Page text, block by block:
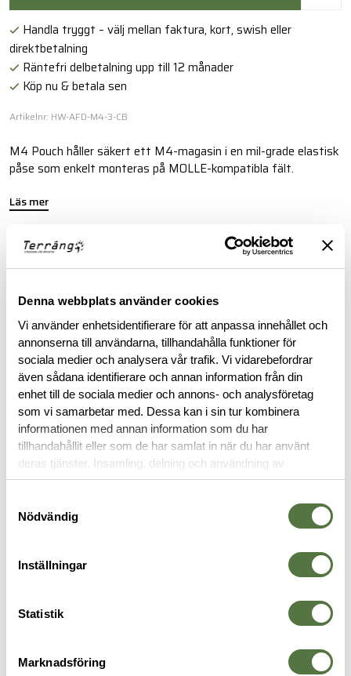
Denna webbplats använder cookies
Vi använder enhetsidentifierare för att anpassa innehållet och
annonserna till användarna, tillhandahålla funktioner för
sociala medier och analysera vår trafik. Vi vidarebefordrar
även sådana identifierare och annan information från din
enhet till de sociala medier och annons- och analysföretag
som vi samarbetar med. Dessa kan i sin tur kombinera
informationen med annan information som du har
tillhandahållit eller som de har samlat in när du har använt
deras tjänster. Insamling, delning och användning av
personuppgifter kan användas för personalisering av
Nödvändig
Inställningar
Statistik
Marknadsföring
Handla tryggt – välj mellan faktura, kort, swish eller
direktbetalning
Räntefri delbetalning upp till 12 månader
Köp nu & betala sen
Artikelnr: HW-AFD-M4-3-CB
M4 Pouch håller säkert ett M4-magasin i en mil-grade elastisk
påse som enkelt monteras på MOLLE-kompatibla fält.
Läs mer
FINNS I FÖLJANDE FÄRGER
BESKRIVNING
RECENSIONER
OM VARUMÄRKET
MAGASINFICKOR